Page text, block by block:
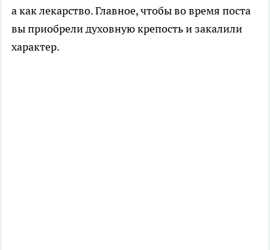
а как лекарство. Главное, чтобы во время поста
вы приобрели духовную крепость и закалили
характер.